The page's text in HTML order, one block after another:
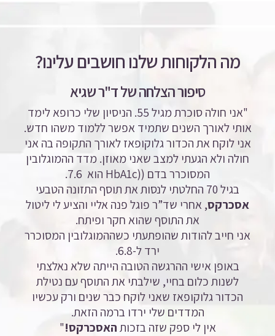
מה הלקוחות שלנו חושבים עלינו?
סיפור הצלחה של ד"ר שגיא
"אני חולה סוכרת מגיל 55. הניסיון שלי כרופא לימד
אותי לאורך השנים שתמיד אפשר ללמוד משהו חדש.
אני לוקח את הכדור גלוקופאז לאורך התקופה בה אני
חולה ולא הגעתי למצב שאני מאוזן. מדד ההמוגלובין
המסוכרר בדם ((HbA1c
הוא 7.6.
בגיל 70 החלטתי לנסות את תוסף התזונה הטבעי
אסכרקס, אחרי שד”ר פוגל פנה אליי והציע לי ליטול
את התוסף שהוא חקר ופיתח.
אני חייב להודות שהופתעתי כשההמוגלובין המסוכרר
ירד ל-6.8.
באופן אישי ההרגשה הטובה הייתה שלא נאלצתי
לשנות כלום בחיי, שילבתי את התוסף עם נטילת
הכדור גלוקופאז שאני לוקח כבר שנים ורק עכשיו
המדדים שלי ירדו ברמה הזאת.
אין לי ספק שזה בזכותהאסכרקס!"